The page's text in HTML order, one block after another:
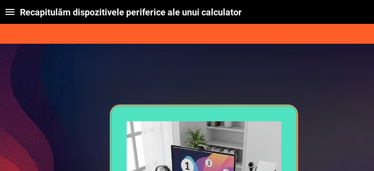
Recapitulăm dispozitivele periferice ale unui calculator